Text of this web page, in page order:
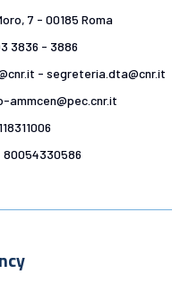
7 - 00185 Roma
3836 - 3886
- segreteria.dta@cnr.it
ammcen@pec.cnr.it
80054330586